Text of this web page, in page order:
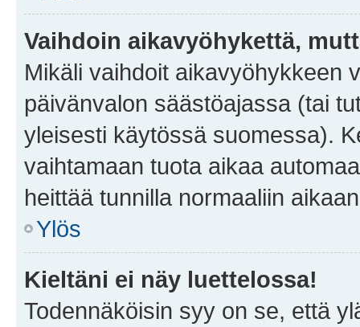
Vaihdoin aikavyöhykettä,
Mikäli vaihdoit aikavyöhykkeen
päivänvalon säästöajassa (tai
yleisesti käytössä suomessa).
vaihtamaan tuota aikaa
heittää tunnilla normaaliin
Ylös
Kieltäni ei näy luettelossa!
Todennäköisin syy on se, että